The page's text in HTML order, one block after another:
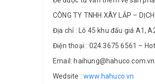
CÔNG TY TNHH XÂY LẮP –
Địa chỉ : Lô 45 khu đấu giá A1,
Điện thoại : 024.3675 6561 –
Email:
Wedsite :www.hahuco.vn